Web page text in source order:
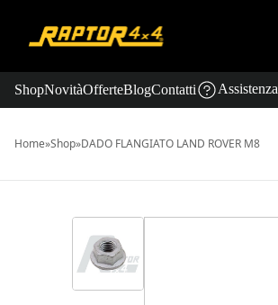
ShopNovitàOfferteBlogContatti Assistenza
Home»Shop»DADO FLANGIATO LAND ROVER M8